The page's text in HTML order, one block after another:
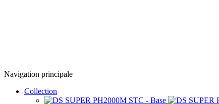
Navigation principale
Collection